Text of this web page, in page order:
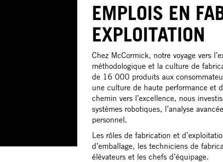
EMPLOIS EN
EXPLOITATION
Chez McCormick, notre voyage vers
méthodologique et la culture de
de 16 000 produits aux
une culture de haute performance et
chemin vers l’excellence, nous
systèmes robotiques, l’analyse
personnel.
Les rôles de fabrication et
d’emballage, les techniciens de
élévateurs et les chefs d’équipage.